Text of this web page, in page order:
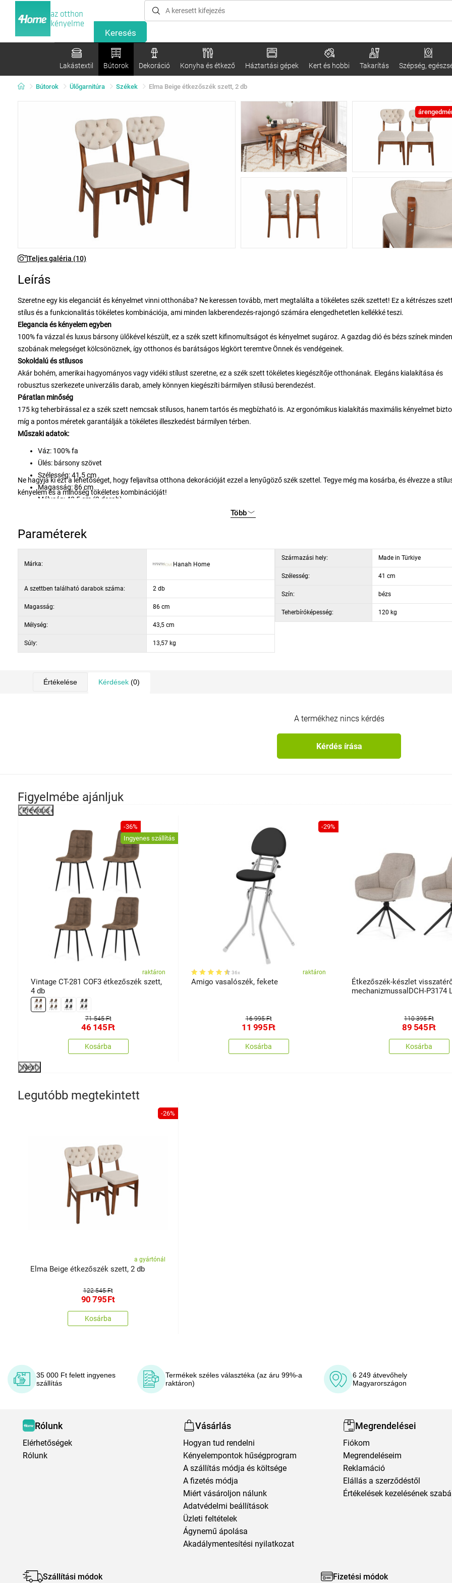
az otthon
kényelme
Lakástextil Bútorok Dekoráció Konyha és étkező Háztartási gépek Kert és hobbi Takarítás Szépség,
Bútorok Ülőgarnitúra Székek Elma Beige étkezőszék szett, 2 db
Teljes galéria (10)
Leírás
Szeretne egy kis eleganciát és kényelmet vinni otthonába? Ne keressen tovább, mert megtalálta a tökéletes szék szettet! Ez a kétrészes
stílus és a funkcionalitás tökéletes kombinációja, ami minden lakberendezés-rajongó számára elengedhetetlen kellékké teszi.
Elegancia és kényelem egyben
100% fa vázzal és luxus bársony ülőkével készült, ez a szék szett kifinomultságot és kényelmet sugároz. A gazdag dió és bézs színek minden
szobának melegséget kölcsönöznek, így otthonos és barátságos légkört teremtve Önnek és vendégeinek.
Sokoldalú és stílusos
Akár bohém, amerikai hagyományos vagy vidéki stílust szeretne, ez a szék szett tökéletes kiegészítője otthonának. Elegáns kialakítása és
robusztus szerkezete univerzális darab, amely könnyen kiegészíti bármilyen stílusú berendezést.
Páratlan minőség
175 kg teherbírással ez a szék szett nemcsak stílusos, hanem tartós és megbízható is. Az ergonómikus kialakítás maximális kényelmet
míg a pontos méretek garantálják a tökéletes illeszkedést bármilyen térben.
Műszaki adatok:
Váz: 100% fa
Ülés: bársony szövet
Szélesség: 41,5 cm
Magasság: 86 cm
Mélység: 43,5 cm (2 darab)
Ülésmagasság: 47,2 cm
Háttámla magasság: 41 cm
Szín: Dió és bézs
Ne hagyja ki ezt a lehetőséget, hogy feljavítsa otthona dekorációját ezzel a lenyűgöző szék szettel. Tegye még ma kosárba, és élvezze a
kényelem és a minőség tökéletes kombinációját!
Több
Paraméterek
Márka: Hanah Home
A szettben található darabok száma: 2 db
Magasság: 86 cm
Mélység: 43,5 cm
Súly: 13,57 kg
Származási hely: Made in Türkiye
Szélesség: 41 cm
Szín: bézs
Teherbíróképesség: 120 kg
Értékelése Kérdések (0)
A termékhez nincs kérdés
Kérdés írása
Figyelmébe ajánljuk
Previous
-36%
Ingyenes szállítás
raktáron
Vintage CT-281 COF3 étkezőszék szett,
4 db
71 545 Ft
46 145Ft
Kosárba
-29%
36x raktáron
Amigo vasalószék, fekete
16 995 Ft
11 995Ft
Kosárba
Étkezőszék-készlet
mechanizmussalDCH-P3174
110 395 Ft
89 545Ft
Kosárba
Next
Legutóbb megtekintett
-26%
a gyártónál
Elma Beige étkezőszék szett, 2 db
122 545 Ft
90 795Ft
Kosárba
35 000 Ft felett ingyenes
szállítás
Termékek széles választéka (az áru 99%-a
raktáron)
6 249 átvevőhely
Magyarországon
Rólunk
Elérhetőségek
Rólunk
Vásárlás
Hogyan tud rendelni
Kényelempontok hűségprogram
A szállítás módja és költsége
A fizetés módja
Miért vásároljon nálunk
Adatvédelmi beállítások
Üzleti feltételek
Ágynemű ápolása
Akadálymentesítési nyilatkozat
Megrendelései
Fiókom
Megrendeléseim
Reklamáció
Elállás a szerződéstől
Értékelések kezelésének
Szállítási módok Fizetési módok